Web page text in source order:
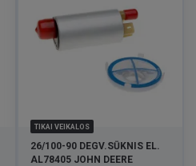
TIKAI VEIKALOS
26/100-90 DEGV.SŪKNIS EL.
AL78405 JOHN DEERE